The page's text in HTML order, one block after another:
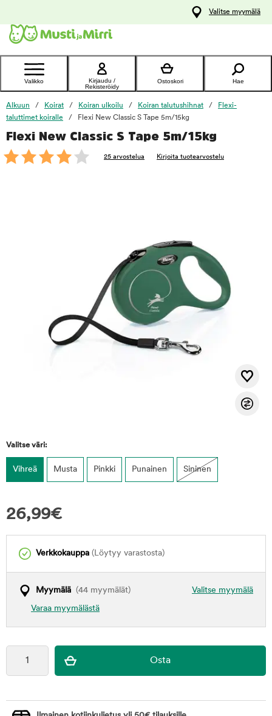
Ota yhteyttä
asiakaspalveluun
Valitse myymälä
Valikko
Kirjaudu /
Rekisteröidy
Ostoskori Hae
Alkuun Koirat Koiran ulkoilu Koiran talutushihnat
Flexi-
taluttimet koiralle
Flexi New Classic S Tape 5m/15kg
Flexi New Classic S Tape 5m/15kg
25 arvostelua Kirjoita tuotearvostelu
Valitse väri:
Vihreä Musta Pinkki Punainen Sininen
26,99€
Verkkokauppa (Löytyy varastosta)
Valitse myymälä
Myymälä (44 myymälät)
Varaa myymälästä
foo